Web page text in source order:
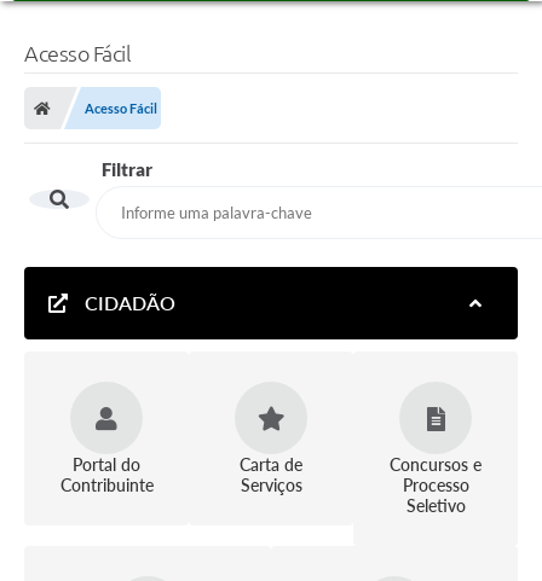
Acesso Fácil
Acesso Fácil
Filtrar
CIDADÃO
Portal do
Contribuinte
Carta de
Serviços
Concursos e
Processo
Seletivo